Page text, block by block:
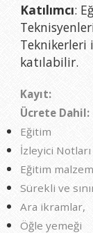
Katılımcı:
Teknikerleri
katılabilir.
Kayıt:
Ücrete Dahil:
Eğitim
İzleyici Notları
Eğitim
Sürekli ve
Ara
Öğle yemeği